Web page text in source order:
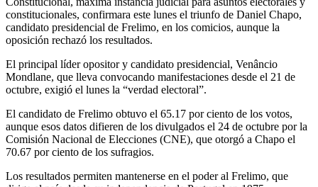
constitucionales, confirmara este lunes el triunfo de Daniel Chapo,
candidato presidencial de Frelimo, en los comicios, aunque la
oposición rechazó los resultados.
El principal líder opositor y candidato presidencial, Venâncio
Mondlane, que lleva convocando manifestaciones desde el 21 de
octubre, exigió el lunes la “verdad electoral”.
El candidato de Frelimo obtuvo el 65.17 por ciento de los votos,
aunque esos datos difieren de los divulgados el 24 de octubre por la
Comisión Nacional de Elecciones (CNE), que otorgó a Chapo el
70.67 por ciento de los sufragios.
Los resultados permiten mantenerse en el poder al Frelimo, que